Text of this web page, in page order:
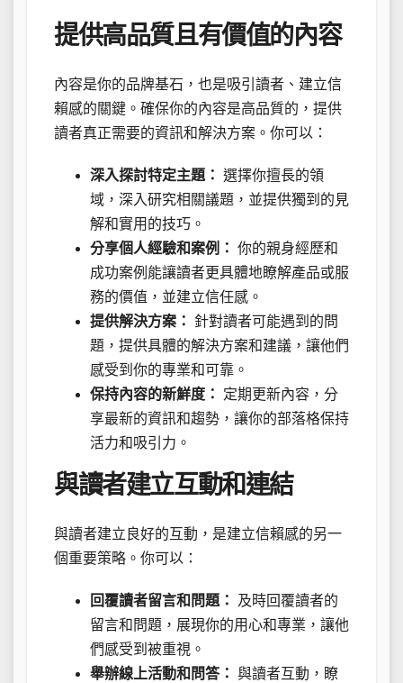
提供高品質且有價值的內容
內容是你的品牌基石，也是吸引讀者、建立信
賴感的關鍵。確保你的內容是高品質的，提供
讀者真正需要的資訊和解決方案。你可以：
深入探討特定主題： 選擇你擅長的領
域，深入研究相關議題，並提供獨到的見
解和實用的技巧。
分享個人經驗和案例： 你的親身經歷和
成功案例能讓讀者更具體地瞭解產品或服
務的價值，並建立信任感。
提供解決方案：
針對讀者可能遇到的問
題，提供具體的解決方案和建議，讓他們
感受到你的專業和可靠。
保持內容的新鮮度：
定期更新內容，分
享最新的資訊和趨勢，讓你的部落格保持
活力和吸引力。
與讀者建立互動和連結
與讀者建立良好的互動，是建立信賴感的另一
個重要策略。你可以：
回覆讀者留言和問題：
及時回覆讀者的
留言和問題，展現你的用心和專業，讓他
們感受到被重視。
舉辦線上活動和問答： 與讀者互動，瞭